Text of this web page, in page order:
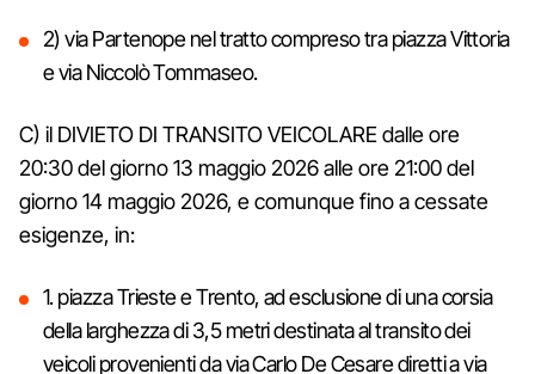
2) via Partenope nel tratto compreso tra piazza Vittoria
e via Niccolò Tommaseo.
C) il DIVIETO DI TRANSITO VEICOLARE dalle ore
20:30 del giorno 13 maggio 2026 alle ore 21:00 del
giorno 14 maggio 2026, e comunque fino a cessate
esigenze, in:
1. piazza Trieste e Trento, ad esclusione di una corsia
della larghezza di 3,5 metri destinata al transito dei
veicoli provenienti da via Carlo De Cesare diretti a via